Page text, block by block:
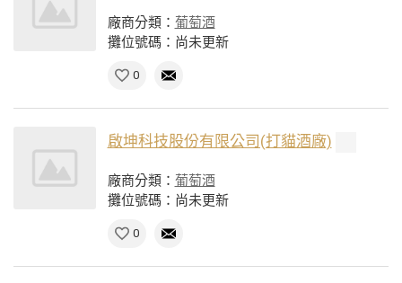
廠商分類： 葡萄酒
攤位號碼：尚未更新
0
啟坤科技股份有限公司(打貓酒廠)
廠商分類： 葡萄酒
攤位號碼：尚未更新
0